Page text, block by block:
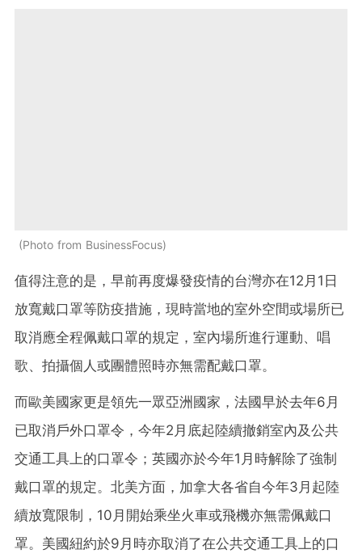
Photo from BusinessFocus
值得注意的是，早前再度爆發疫情的台灣亦在12月1日
放寬戴口罩等防疫措施，現時當地的室外空間或場所已
取消應全程佩戴口罩的規定，室內場所進行運動、唱
歌、拍攝個人或團體照時亦無需配戴口罩。
而歐美國家更是領先一眾亞洲國家，法國早於去年6月
已取消戶外口罩令，今年2月底起陸續撤銷室內及公共
交通工具上的口罩令；英國亦於今年1月時解除了強制
戴口罩的規定。北美方面，加拿大各省自今年3月起陸
續放寬限制，10月開始乘坐火車或飛機亦無需佩戴口
罩。美國紐約於9月時亦取消了在公共交通工具上的口